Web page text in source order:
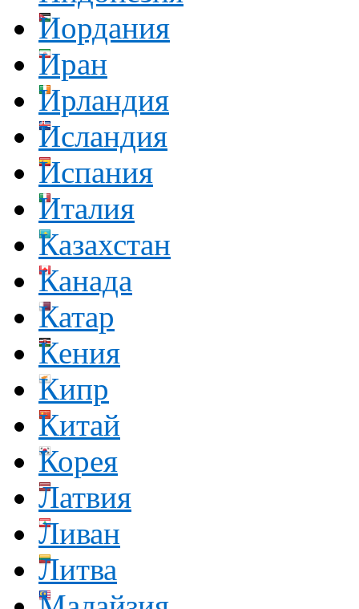
Иордания
Иран
Ирландия
Исландия
Испания
Италия
Казахстан
Канада
Катар
Кения
Кипр
Китай
Корея
Латвия
Ливан
Литва